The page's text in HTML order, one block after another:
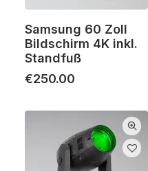
Samsung 60 Zoll
Bildschirm 4K inkl.
Standfuß
€250.00